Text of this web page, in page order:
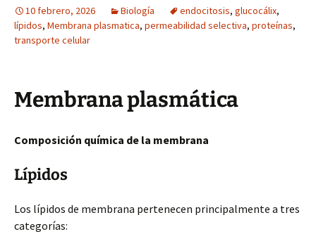
10 febrero, 2026 Biología endocitosis, glucocálix,
lípidos, Membrana plasmatica, permeabilidad selectiva, proteínas,
transporte celular
Membrana plasmática
Composición química de la membrana
Lípidos
Los lípidos de membrana pertenecen principalmente a tres
categorías: